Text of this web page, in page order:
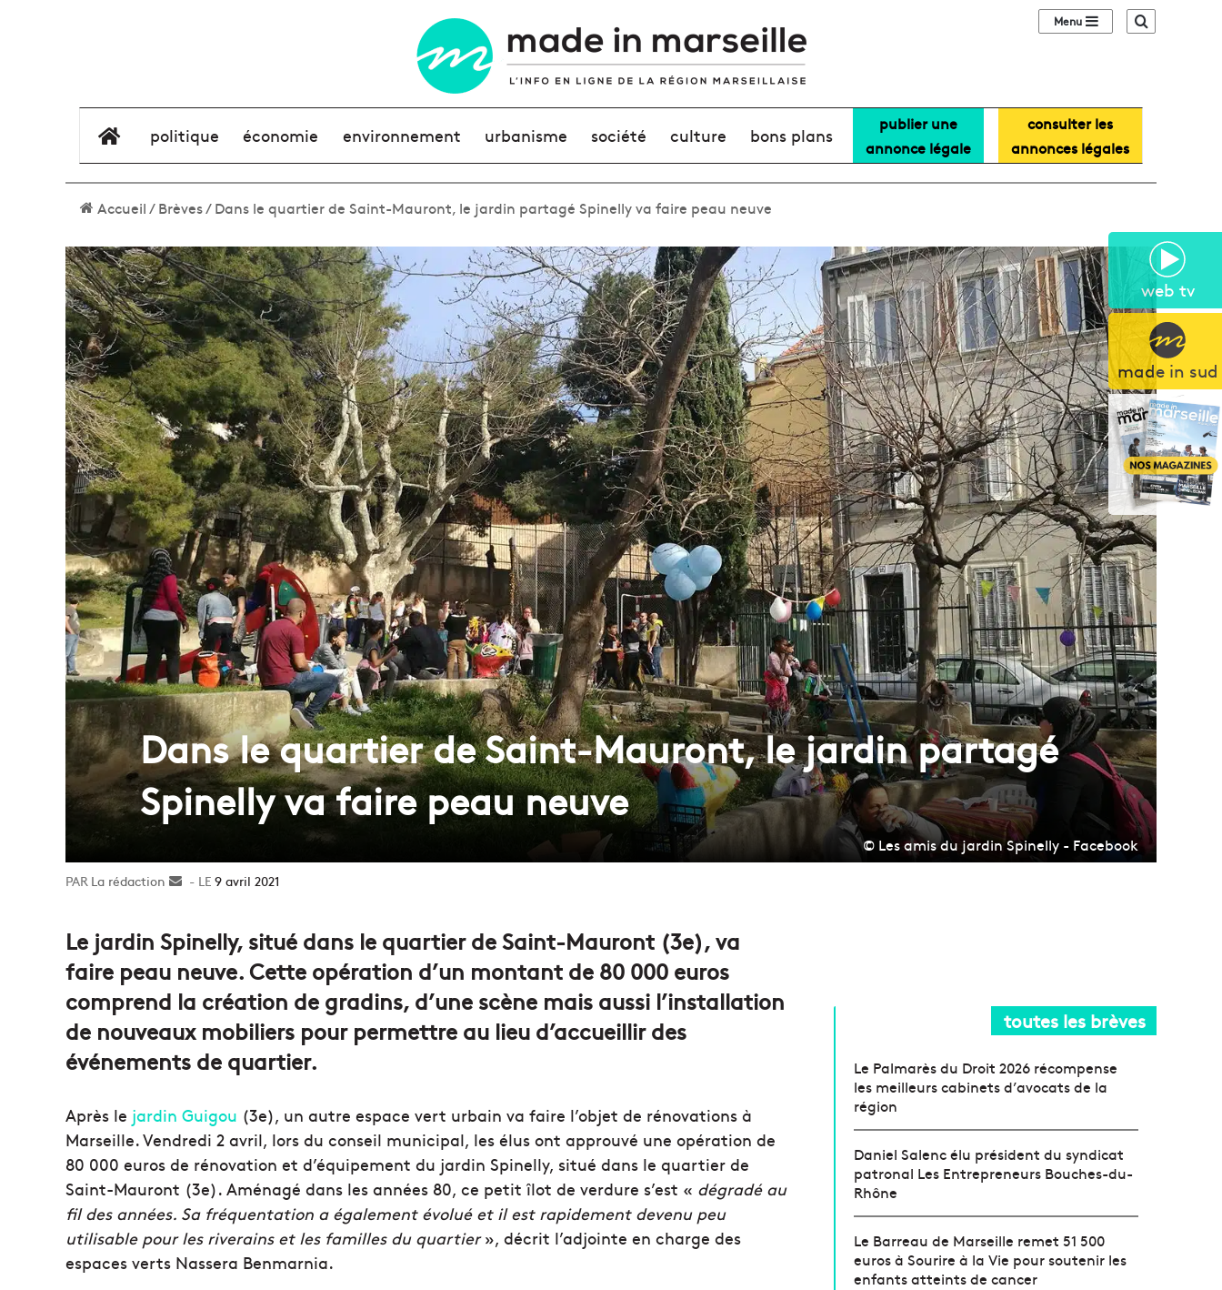
web tv
made in sud
Sidebar (barre
élément de menu
politique économie environnement urbanisme société culture bons plans
publier une
annonce légale
consulter les
annonces légales
Accueil/Brèves/Dans le quartier de Saint-Mauront, le jardin partagé Spinelly va faire peau neuve
Dans le quartier de Saint-Mauront, le jardin partagé
Spinelly va faire peau neuve
© Les amis du jardin Spinelly - Facebook
La rédaction
Envoyer9 avril 2021
Le jardin Spinelly, situé dans le quartier de Saint-Mauront (3e), va
faire peau neuve. Cette opération d’un montant de 80 000 euros
comprend la création de gradins, d’une scène mais aussi l’installation
de nouveaux mobiliers pour permettre au lieu d’accueillir des
événements de quartier.
Après le jardin Guigou (3e), un autre espace vert urbain va faire l’objet de rénovations à
Marseille. Vendredi 2 avril, lors du conseil municipal, les élus ont approuvé une opération de
80 000 euros de rénovation et d’équipement du jardin Spinelly, situé dans le quartier de
Saint-Mauront (3e). Aménagé dans les années 80, ce petit îlot de verdure s’est « dégradé au
fil des années. Sa fréquentation a également évolué et il est rapidement devenu peu
utilisable pour les riverains et les familles du quartier», décrit l’adjointe en charge des
espaces verts Nassera Benmarnia.
toutes les brèves
Le Palmarès du Droit 2026 récompense
les meilleurs cabinets d’avocats de la
région
Daniel Salenc élu président du syndicat
patronal Les Entrepreneurs Bouches-du-
Rhône
Le Barreau de Marseille remet 51 500
euros à Sourire à la Vie pour soutenir les
enfants atteints de cancer